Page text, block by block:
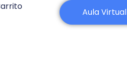
Aula Virtual